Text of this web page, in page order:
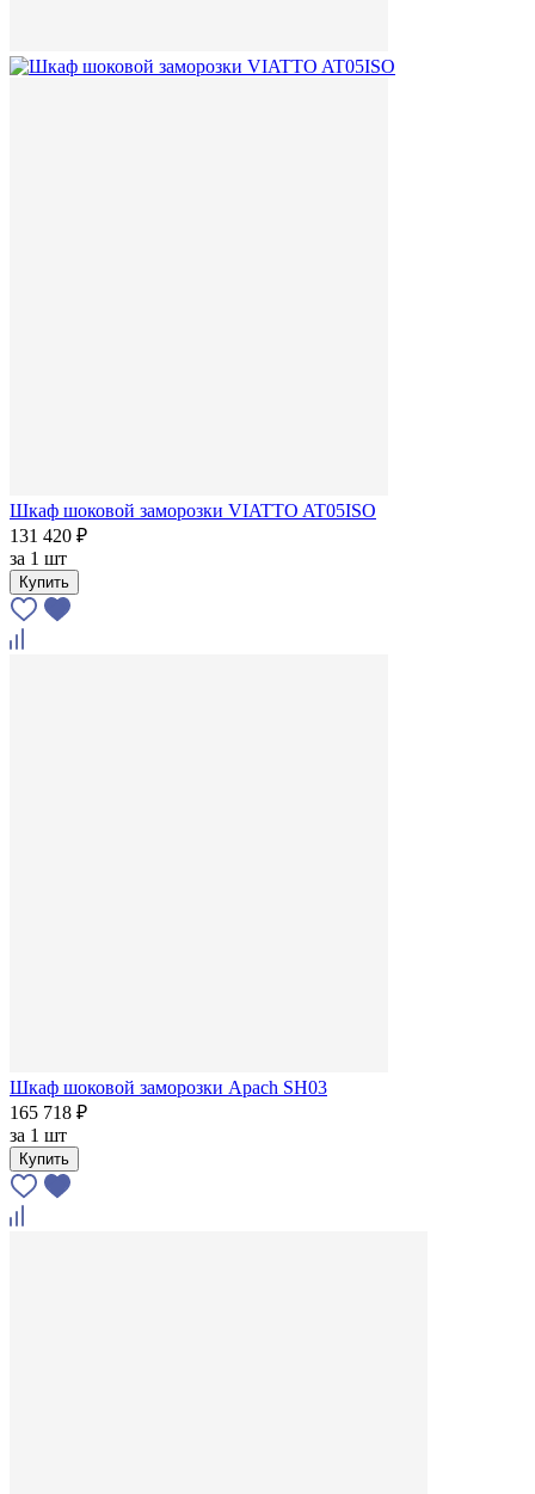
Шкаф шоковой заморозки VIATTO AT05ISO
131 420 ₽
за 1 шт
Купить
Шкаф шоковой заморозки Apach SH03
165 718 ₽
за 1 шт
Купить